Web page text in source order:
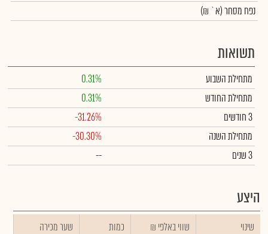
נפח מסחר(א` ₪)
תשואות
מתחילת השבוע
0.31%
מתחילת החודש
0.31%
3 חודשים
-31.26%
מתחילת השנה
-30.30%
3 שנים
--
היצע
שינוי ₪ שווי באלפי כמות
שער מכירה